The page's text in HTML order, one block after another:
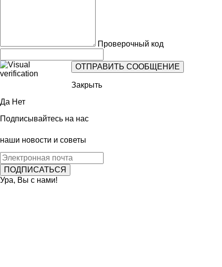
Проверочный код
Закрыть
Да Нет
Подписывайтесь на нас
наши новости и советы
Ура, Вы с нами!